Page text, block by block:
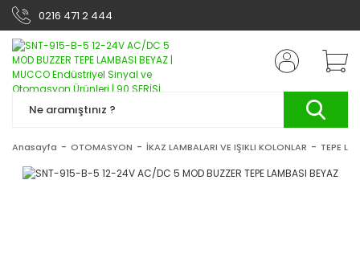
0216 471 2 444
Anasayfa OTOMASYON İKAZ LAMBALARI VE IŞIKLI KOLONLAR TEPE